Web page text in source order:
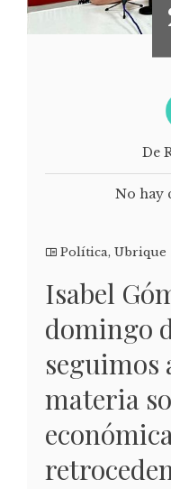
De
No hay
Política, Ubrique
Isabel
domingo
seguimos
materia